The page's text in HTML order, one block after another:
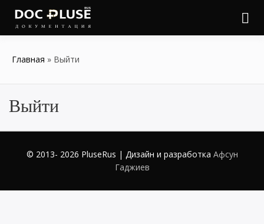
Doc Pluse
Главная Выйти
Выйти
© 2013- 2026 PluseRus | Дизайн и разработка Афсун
Гаджиев